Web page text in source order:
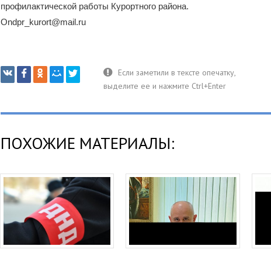
профилактической работы Курортного района.
Ondpr_kurort@mail.ru
ПОХОЖИЕ МАТЕРИАЛЫ: